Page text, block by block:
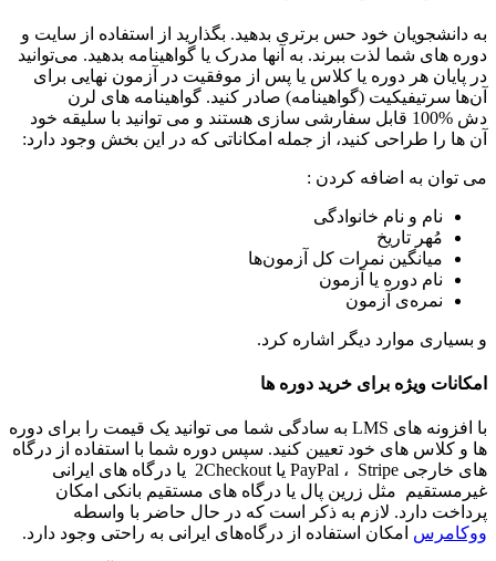
به دانشجویان خود حس برتری بدهید. بگذارید از استفاده از سایت و
دوره های شما لذت ببرند. به آنها مدرک یا گواهینامه بدهید. می‌توانید
در پایان هر دوره یا کلاس یا پس از موفقیت در آزمون نهایی برای
آن‌ها سرتیفیکیت (گواهینامه) صادر کنید. گواهینامه‌ های لرن
دش %100 قابل سفارشی سازی هستند و می توانید با سلیقه خود
آن ها را طراحی کنید، از جمله امکاناتی که در این بخش وجود دارد:
می توان به اضافه کردن :
نام و نام‌ خانوادگی
مُهر تاریخ
میانگین نمرات کل آزمون‌ها
نام دوره یا آزمون
نمره‌ی آزمون
و بسیاری موارد دیگر اشاره کرد.
امکانات ویژه برای خرید دوره ها
با افزونه های LMS به سادگی شما می توانید یک قیمت را برای دوره
ها و کلاس های خود تعیین کنید. سپس دوره شما با استفاده از درگاه‌
های خارجی PayPal ، Stripe یا 2Checkout یا درگاه‌ های ایرانی
غیرمستقیم مثل زرین پال یا درگاه‎ های مستقیم بانکی امکان
پرداخت دارد. لازم به ذکر است که در حال حاضر با واسطه
ووکامرس امکان استفاده از درگاه‌های ایرانی به راحتی وجود دارد.